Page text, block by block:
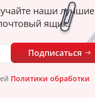
наши лучшие
ящик.
Подписаться
Политики обработки